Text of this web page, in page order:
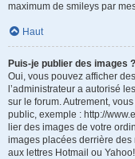
maximum de smileys par
Haut
Puis-je publier des images ?
Oui, vous pouvez afficher
l’administrateur a autorisé
sur le forum. Autrement,
public, exemple : http://
lier des images de votre
images placées derrière des
aux lettres Hotmail ou